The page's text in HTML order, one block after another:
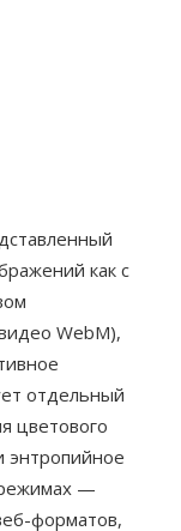
как с
WebM),
отдельный
цветового
энтропийное
—
форматов,